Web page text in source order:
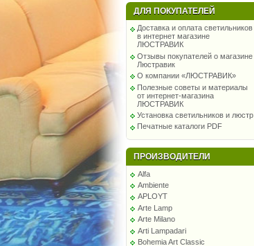
ДЛЯ ПОКУПАТЕЛЕЙ
Доставка и оплата светильников
в интернет магазине
ЛЮСТРАВИК
Отзывы покупателей о магазине
Люстравик
О компании «ЛЮСТРАВИК»
Полезные советы и материалы
от интернет-магазина
ЛЮСТРАВИК
Установка светильников и люстр
Печатные каталоги PDF
ПРОИЗВОДИТЕЛИ
Alfa
Ambiente
APLOYT
Arte Lamp
Arte Milano
Arti Lampadari
Bohemia Art Classic